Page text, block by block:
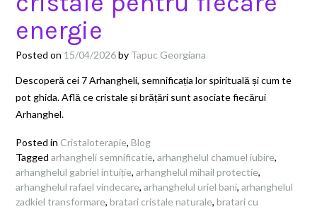
energie
Posted on 15/04/2026by Tapuc Georgiana
Descoperă cei 7 Arhangheli, semnificația lor spirituală și cum te
pot ghida. Află ce cristale și brățări sunt asociate fiecărui
Arhanghel.
Posted in Cristaloterapie, Blog
Tagged arhangheli semnificatie, arhanghelul chamuel iubire,
arhanghelul gabriel intuiție, arhanghelul mihail protectie,
arhanghelul rafael vindecare, arhanghelul uriel bani, arhanghelul
zadkiel transformare, bratari cristale naturale, bratari cu